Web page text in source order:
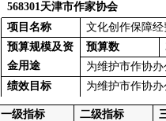
568301天津市作家协会
项目名称
文化创作保障经
预算规模及资
金用途
预算数
为维护市作协
绩效目标
为维护市作协
一级指标 二级指标